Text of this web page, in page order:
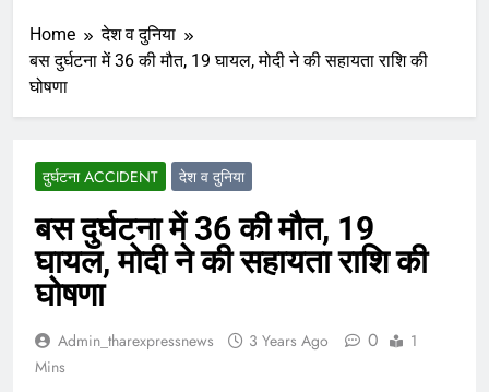
Home
देश व दुनिया
बस दुर्घटना में 36 की मौत, 19 घायल, मोदी ने की सहायता राशि की
घोषणा
दुर्घटना ACCIDENT देश व दुनिया
बस दुर्घटना में 36 की मौत, 19
घायल, मोदी ने की सहायता राशि की
घोषणा
Admin_tharexpressnews 3 Years Ago 0
1
Mins